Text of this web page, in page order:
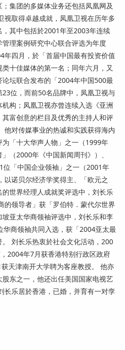
集团的多媒体业务还包括凤凰网及
视取得卓越成就，凤凰卫视在历年多
其中包括於2001年至2003年连续
理案例研究中心联合评选为年度
年四月，於「首届中国最有投资价值
十佳媒体的第一名；同年六月，又
坛联合发布的「2004年中国500最
位，而前50名品牌中，凤凰卫视与
构；凤凰卫视亦曾连续入选《亚洲
富创意的栏目及优秀的主持人和评
他对传媒事业的热诚和实践获得海内
「十大华声人物」之一（1999年
（2000年《中国新闻周刊》）、
位「中国企业领袖」之一（2001年
以诺贝尔经济学奖得主、「欧元之
世界经理人成就奖评选中，刘长乐
的领导者」获「罗伯特．蒙代尔世界
亚太华商领袖评选中，刘长乐和李
商领袖共同入选，获「2004亚太最
刘长乐热衷於社会文化活动，200
2004年7月获香港特别行政区政府
天津南开大学聘为客座教授。 他亦
东之一，他还出任美国国家电视艺
长乐居於香港，已婚，并育有一对孪